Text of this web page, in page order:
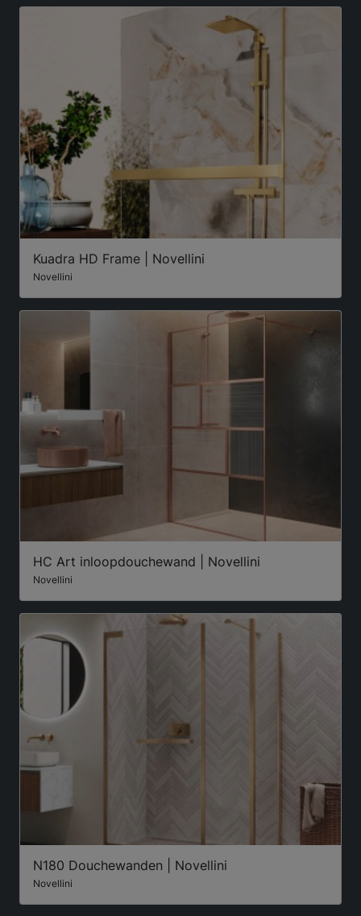
Kuadra HD Frame | Novellini
Novellini
HC Art inloopdouchewand | Novellini
Novellini
N180 Douchewanden | Novellini
Novellini